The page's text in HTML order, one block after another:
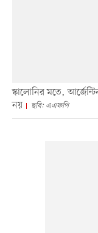
স্কালোনির মতে,
নয়
ছবি: এএফপি